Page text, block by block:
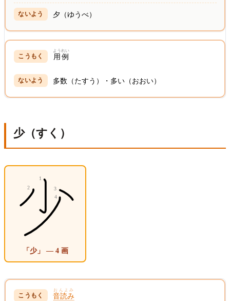
夕（ゆうべ）
用例
ようれい
多数（たすう）・多い（おおい）
少（すく）
「少」 — 4 画
音読み
おんよみ